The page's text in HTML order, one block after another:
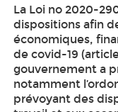
La Loi no 2020-
dispositions afin
économiques,
de covid-19
gouvernement a
notamment
prévoyant des